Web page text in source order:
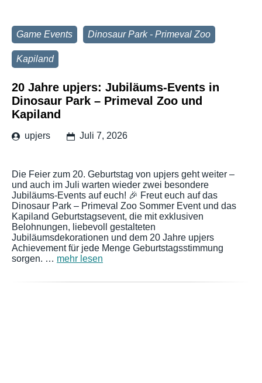
Game Events Dinosaur Park - Primeval Zoo
Kapiland
20 Jahre upjers: Jubiläums-Events in
Dinosaur Park – Primeval Zoo und
Kapiland
upjers Juli 7, 2026
Die Feier zum 20. Geburtstag von upjers geht weiter –
und auch im Juli warten wieder zwei besondere
Jubiläums-Events auf euch! 🎉 Freut euch auf das
Dinosaur Park – Primeval Zoo Sommer Event und das
Kapiland Geburtstagsevent, die mit exklusiven
Belohnungen, liebevoll gestalteten
Jubiläumsdekorationen und dem 20 Jahre upjers
Achievement für jede Menge Geburtstagsstimmung
sorgen. … mehr lesen